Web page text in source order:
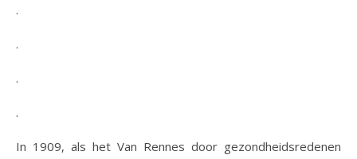
.
.
.
.
In 1909, als het Van Rennes door gezondheidsredenen